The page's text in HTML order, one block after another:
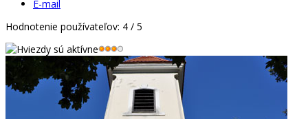
E-mail
Hodnotenie používateľov: 4 / 5